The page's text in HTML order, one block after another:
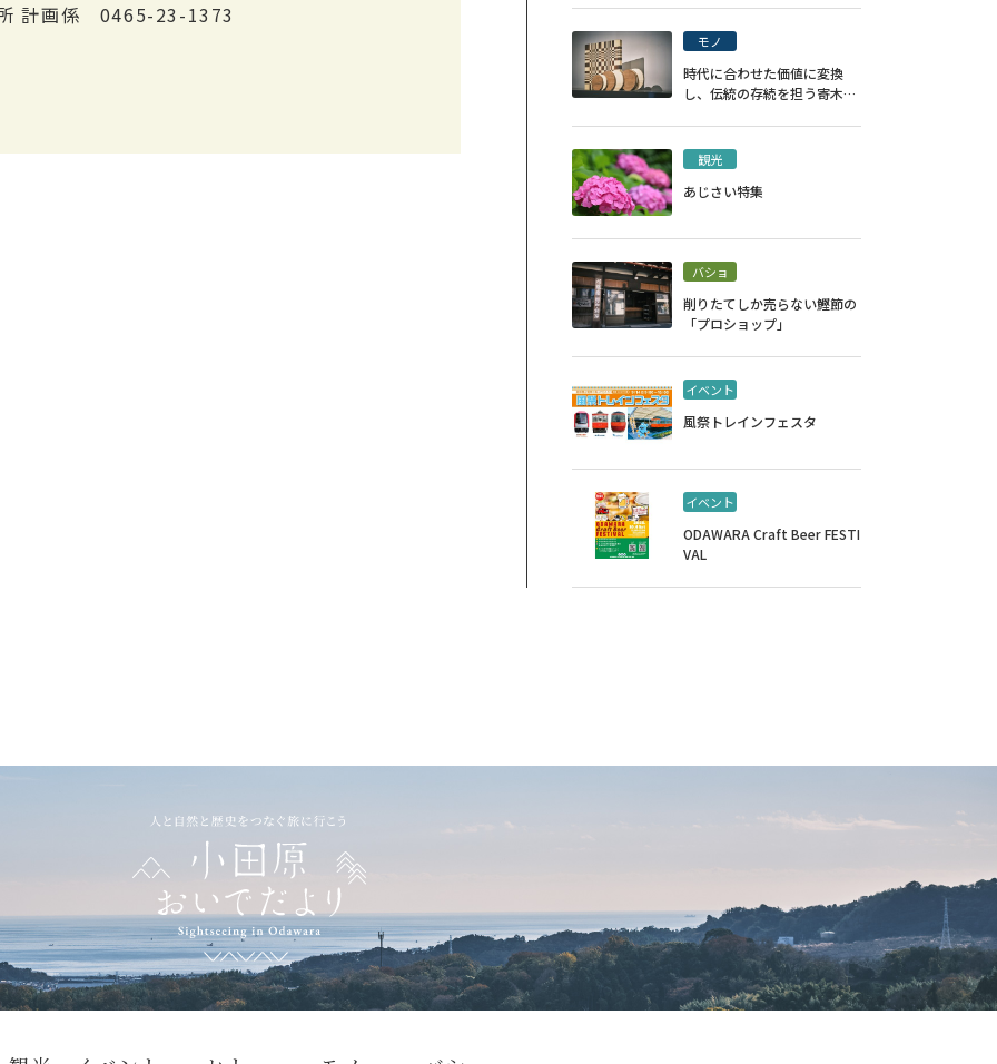
所 計画係 0465-23-1373
モノ
時代に合わせた価値に変換
し、伝統の存続を担う寄木細
観光
あじさい特集
バショ
削りたてしか売らない鰹節の
「プロショップ」
イベント
風祭トレインフェスタ
イベント
ODAWARA Craft Beer FESTI
VAL